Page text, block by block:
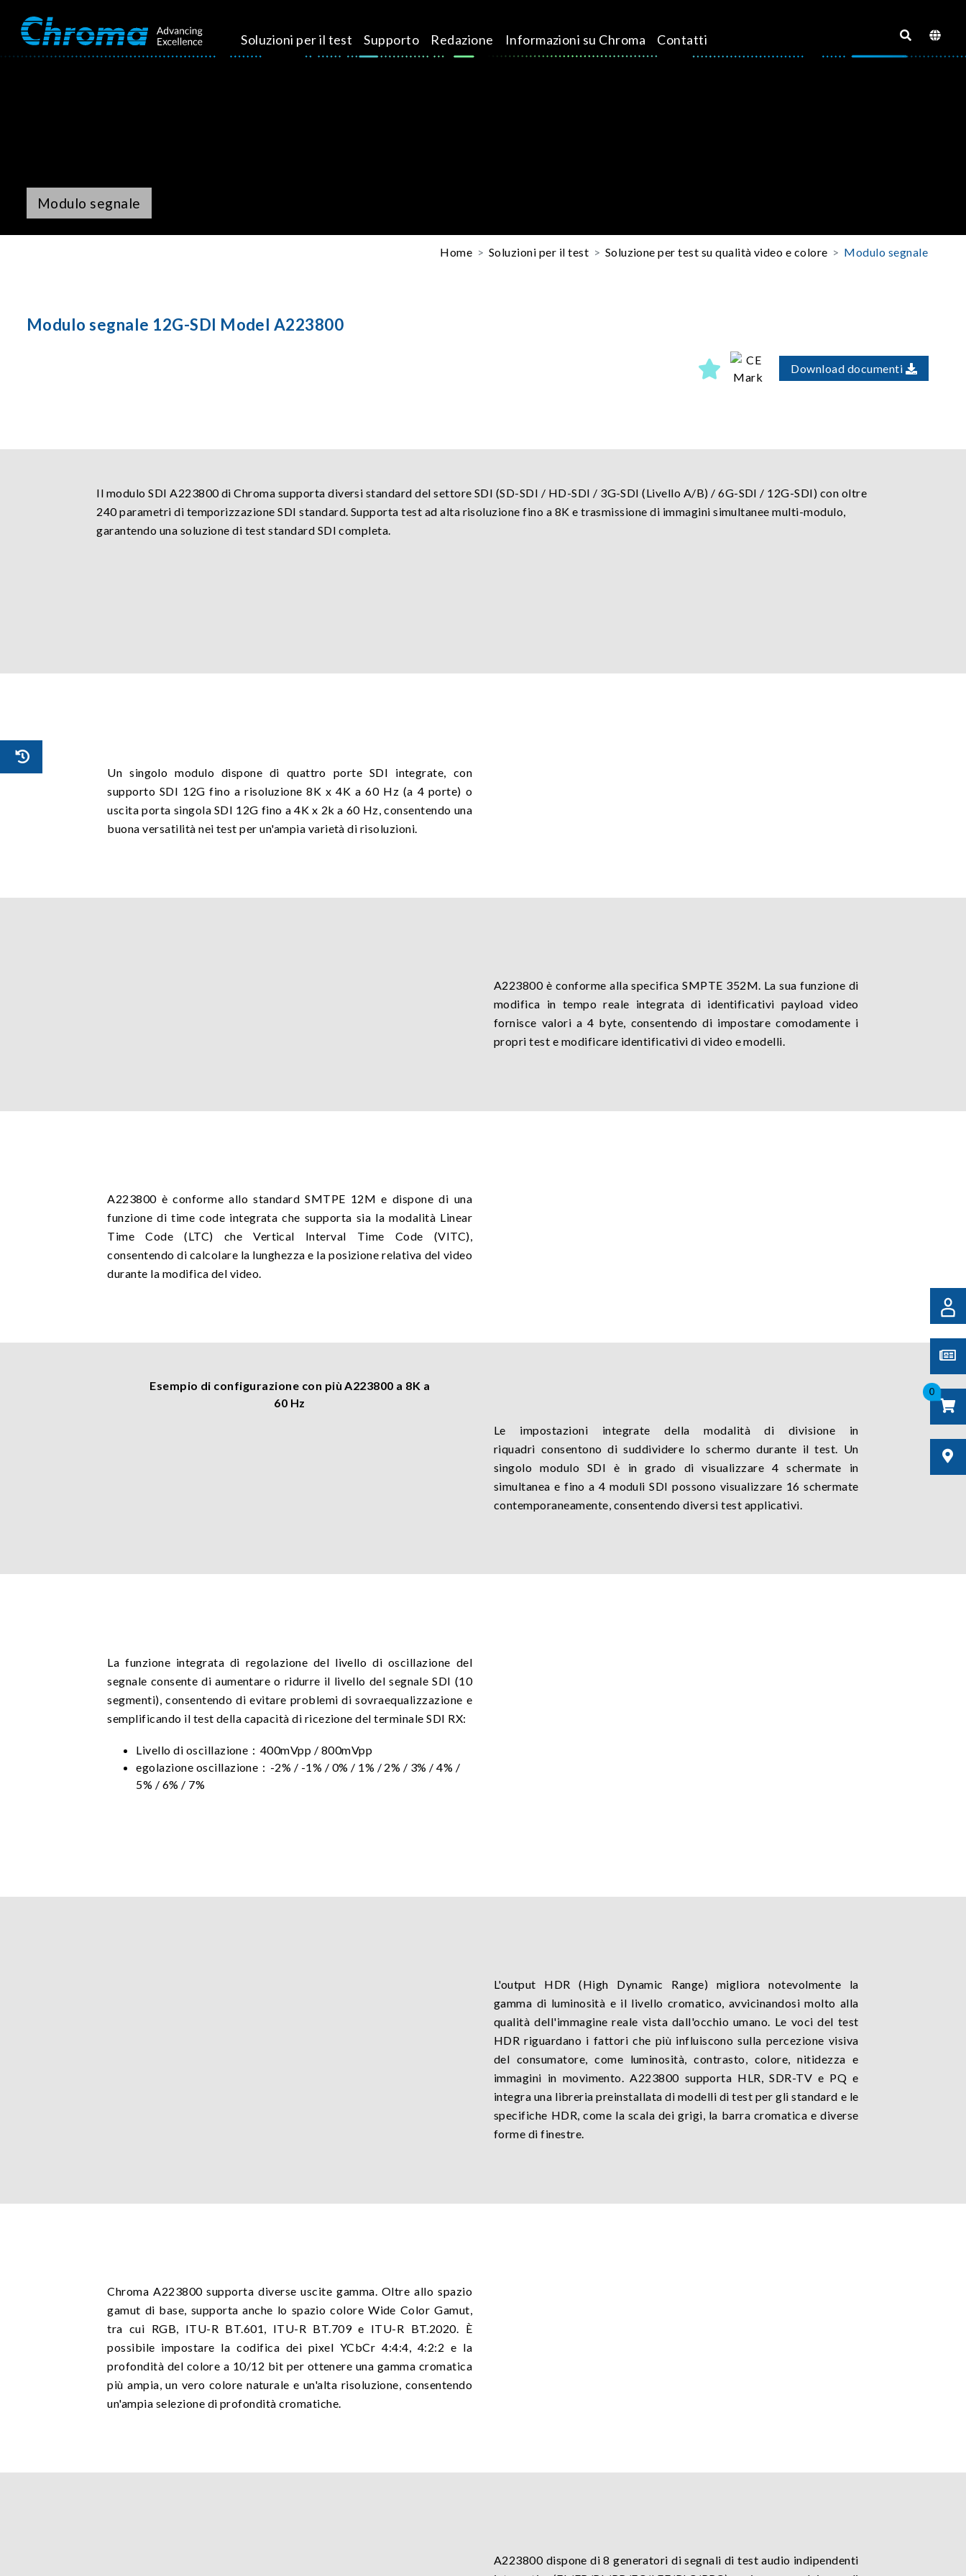
Soluzioni per il test Supporto Redazione Informazioni su Chroma Contatti
0
Modulo segnale
Home Soluzioni per il test Soluzione per test su qualità video e colore Modulo segnale
Modulo segnale 12G-SDI Model A223800
Download documenti
Il modulo SDI A223800 di Chroma supporta diversi standard del settore SDI (SD-SDI / HD-SDI / 3G-SDI (Livello A/B) / 6G-SDI / 12G-SDI) con oltre
240 parametri di temporizzazione SDI standard. Supporta test ad alta risoluzione fino a 8K e trasmissione di immagini simultanee multi-modulo,
garantendo una soluzione di test standard SDI completa.
Un singolo modulo dispone di quattro porte SDI integrate, con
supporto SDI 12G fino a risoluzione 8K x 4K a 60 Hz (a 4 porte) o
uscita porta singola SDI 12G fino a 4K x 2k a 60 Hz, consentendo una
buona versatilità nei test per un'ampia varietà di risoluzioni.
A223800 è conforme alla specifica SMPTE 352M. La sua funzione di
modifica in tempo reale integrata di identificativi payload video
fornisce valori a 4 byte, consentendo di impostare comodamente i
propri test e modificare identificativi di video e modelli.
A223800 è conforme allo standard SMTPE 12M e dispone di una
funzione di time code integrata che supporta sia la modalità Linear
Time Code (LTC) che Vertical Interval Time Code (VITC),
consentendo di calcolare la lunghezza e la posizione relativa del video
durante la modifica del video.
Esempio di configurazione con più A223800 a 8K a
60 Hz
Le impostazioni integrate della modalità di divisione in
riquadri consentono di suddividere lo schermo durante il test. Un
singolo modulo SDI è in grado di visualizzare 4 schermate in
simultanea e fino a 4 moduli SDI possono visualizzare 16 schermate
contemporaneamente, consentendo diversi test applicativi.
La funzione integrata di regolazione del livello di oscillazione del
segnale consente di aumentare o ridurre il livello del segnale SDI (10
segmenti), consentendo di evitare problemi di sovraequalizzazione e
semplificando il test della capacità di ricezione del terminale SDI RX:
Livello di oscillazione：400mVpp / 800mVpp
egolazione oscillazione：-2% / -1% / 0% / 1% / 2% / 3% / 4% /
5% / 6% / 7%
L'output HDR (High Dynamic Range) migliora notevolmente la
gamma di luminosità e il livello cromatico, avvicinandosi molto alla
qualità dell'immagine reale vista dall'occhio umano. Le voci del test
HDR riguardano i fattori che più influiscono sulla percezione visiva
del consumatore, come luminosità, contrasto, colore, nitidezza e
immagini in movimento. A223800 supporta HLR, SDR-TV e PQ e
integra una libreria preinstallata di modelli di test per gli standard e le
specifiche HDR, come la scala dei grigi, la barra cromatica e diverse
forme di finestre.
Chroma A223800 supporta diverse uscite gamma. Oltre allo spazio
gamut di base, supporta anche lo spazio colore Wide Color Gamut,
tra cui RGB, ITU-R BT.601, ITU-R BT.709 e ITU-R BT.2020. È
possibile impostare la codifica dei pixel YCbCr 4:4:4, 4:2:2 e la
profondità del colore a 10/12 bit per ottenere una gamma cromatica
più ampia, un vero colore naturale e un'alta risoluzione, consentendo
un'ampia selezione di profondità cromatiche.
A223800 dispone di 8 generatori di segnali di test audio indipendenti